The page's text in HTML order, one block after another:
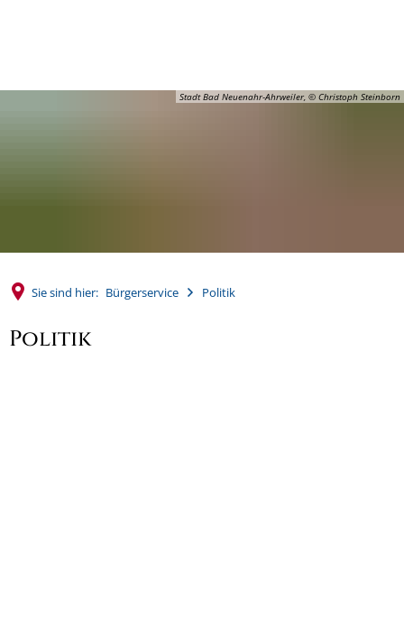
Stadt Bad Neuenahr-Ahrweiler, © Christoph Steinborn
Sie sind hier: Bürgerservice Politik
Politik